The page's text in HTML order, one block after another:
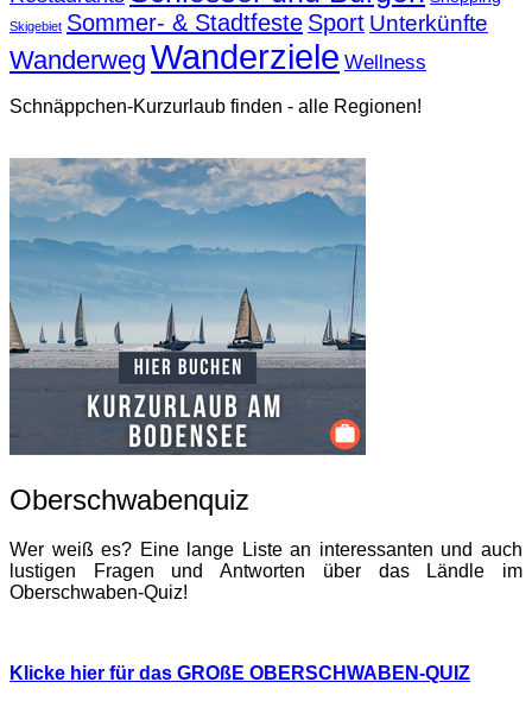
Skigebiet Sommer- & Stadtfeste Sport Unterkünfte
Wanderweg Wanderziele Wellness
Schnäppchen-Kurzurlaub finden - alle Regionen!
Oberschwabenquiz
Wer weiß es? Eine lange Liste an interessanten und auch
lustigen Fragen und Antworten über das Ländle im
Oberschwaben-Quiz!
Klicke hier für das GROßE OBERSCHWABEN-QUIZ